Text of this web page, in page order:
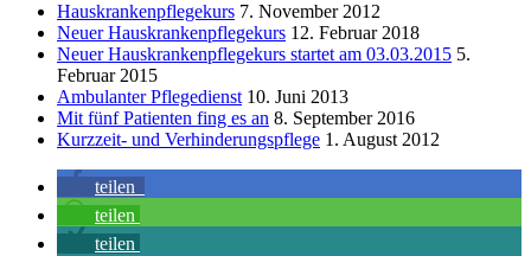
Hauskrankenpflegekurs 7. November 2012
Neuer Hauskrankenpflegekurs 12. Februar 2018
Neuer Hauskrankenpflegekurs startet am 03.03.2015 5.
Februar 2015
Ambulanter Pflegedienst 10. Juni 2013
Mit fünf Patienten fing es an 8. September 2016
Kurzzeit- und Verhinderungspflege 1. August 2012
teilen
teilen
teilen